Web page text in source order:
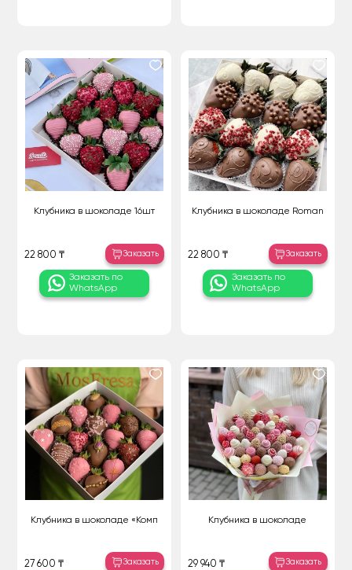
Клубника в шоколаде 16шт
22 800 ₸ Заказать
Заказать по
WhatsApp
Клубника в шоколаде Roman
22 800 ₸ Заказать
Заказать по
WhatsApp
Клубника в шоколаде «Комп
27 600 ₸ Заказать
Клубника в шоколаде
29 940 ₸ Заказать